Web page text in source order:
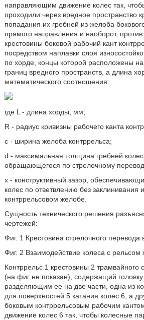
направляющим движение колес так,
проходили через вредное пространство
попадания их гребней из желоба
прямого направления и наоборот, против
крестовины боковой рабочий кант
посредством наплавки слоя
по хорде, концы которой расположены
границ вредного пространств, а длина
математического соотношения:
где L - длина хорды, мм;
R - радиус кривизны рабочего канта
с - ширина желоба контррельса;
d - максимальная толщина гребней колес
обращающегося по стрелочному
x - конструктивный зазор,
колес по ответвлению без заклинивания
контррельсовом желобе.
Сущность технического решения
чертежей:
Фиг. 1 Крестовина стрелочного перевода
Фиг. 2 Взаимодействие колеса с рельсом
Контррельс 1 крестовины 2 трамвайного
(на фиг не показан), содержащий
разделяющим ее на две части, одна из
для поверхностей 5 катания колес 6, а
боковым контррельсовым рабочим
движение колес 6 так, чтобы колесные